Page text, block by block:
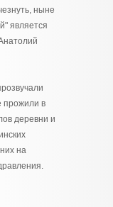
ныне
является
прожили в
деревни и
на